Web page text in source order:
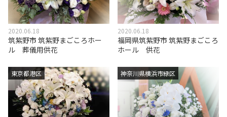
2020.06.18
筑紫野市 筑紫野まごころホー
ル 葬儀用供花
2020.06.18
福岡県筑紫野市 筑紫野まごころ
ホール 供花
東京都港区 神奈川県横浜市緑区